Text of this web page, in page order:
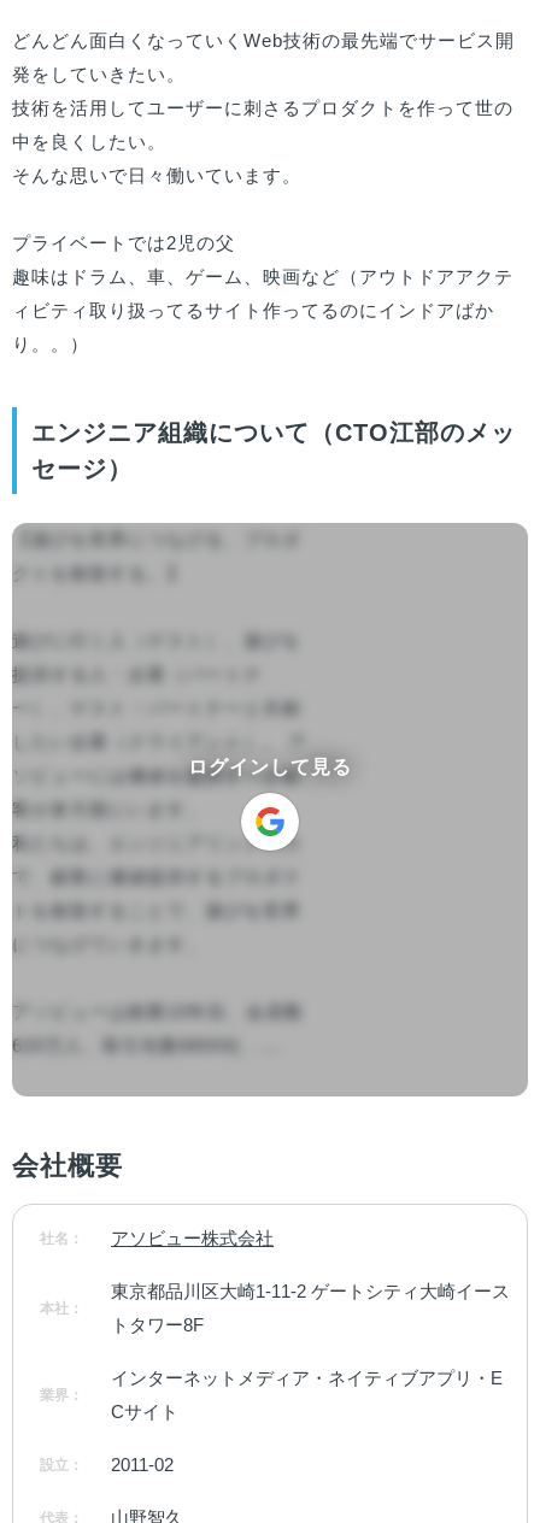
どんどん面白くなっていくWeb技術の最先端でサービス開
発をしていきたい。
技術を活用してユーザーに刺さるプロダクトを作って世の
中を良くしたい。
そんな思いで日々働いています。
プライベートでは2児の父
趣味はドラム、車、ゲーム、映画など（アウトドアアクテ
ィビティ取り扱ってるサイト作ってるのにインドアばか
り。。）
エンジニア組織について（CTO江部のメッ
セージ）
【遊びを世界につなげる、プロダ
クトを創造する。】
遊びに行く人（ゲスト）、遊びを
提供する人・企業（パートナ
ー）、ゲスト・パートナーと共創
したい企業（クライアント）。 ア
ソビューには価値を提供すべき顧
客が多方面にいます。
私たちは、エンジニアリングの力
で、顧客に価値提供するプロダク
につなげていきます。
アソビューは創業10年目、会員数
620万人、取引先数8800社、...
ログインして見る
会社概要
社名： アソビュー株式会社
本社：
東京都品川区大崎1-11-2 ゲートシティ大崎イース
トタワー8F
業界：
インターネットメディア・ネイティブアプリ・E
Cサイト
設立： 2011-02
代表： 山野智久